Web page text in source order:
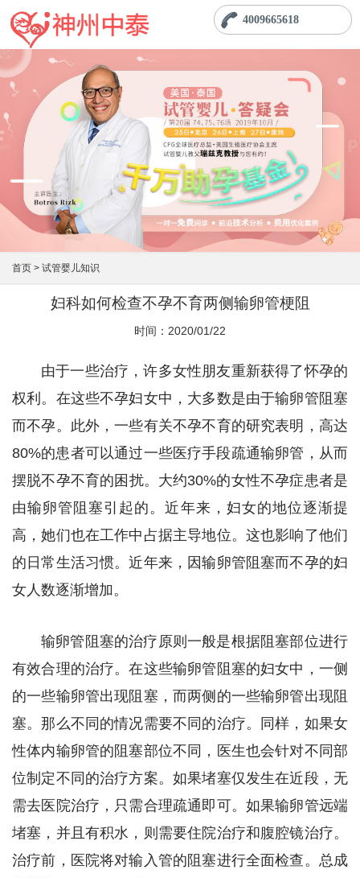
4009665618
首页 > 试管婴儿知识
妇科如何检查不孕不育两侧输卵管梗阻
时间：2020/01/22
由于一些治疗，许多女性朋友重新获得了怀孕的
权利。在这些不孕妇女中，大多数是由于输卵管阻塞
而不孕。此外，一些有关不孕不育的研究表明，高达
80%的患者可以通过一些医疗手段疏通输卵管，从而
摆脱不孕不育的困扰。大约30%的女性不孕症患者是
由输卵管阻塞引起的。近年来，妇女的地位逐渐提
高，她们也在工作中占据主导地位。这也影响了他们
的日常生活习惯。近年来，因输卵管阻塞而不孕的妇
女人数逐渐增加。
输卵管阻塞的治疗原则一般是根据阻塞部位进行
有效合理的治疗。在这些输卵管阻塞的妇女中，一侧
的一些输卵管出现阻塞，而两侧的一些输卵管出现阻
塞。那么不同的情况需要不同的治疗。同样，如果女
性体内输卵管的阻塞部位不同，医生也会针对不同部
位制定不同的治疗方案。如果堵塞仅发生在近段，无
需去医院治疗，只需合理疏通即可。如果输卵管远端
堵塞，并且有积水，则需要住院治疗和腹腔镜治疗。
治疗前，医院将对输入管的阻塞进行全面检查。总成